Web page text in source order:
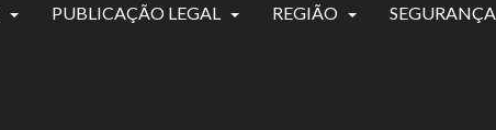
PUBLICAÇÃO LEGAL REGIÃO SEGURANÇA